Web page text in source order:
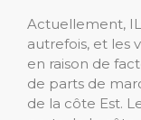
Actuellement,
autrefois, et les
en raison de
de parts de
de la côte Est.